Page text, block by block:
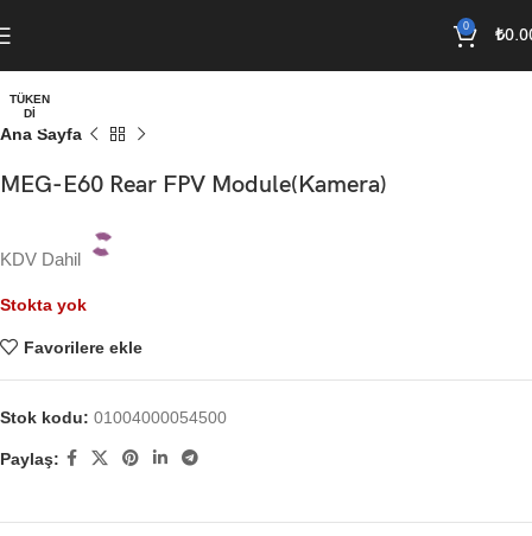
0 ₺
TÜKEN
DI
Ana Sayfa
MEG-E60 Rear FPV Module(Kamera)
KDV Dahil
Stokta yok
Favorilere ekle
Stok kodu: 01004000054500
Paylaş: